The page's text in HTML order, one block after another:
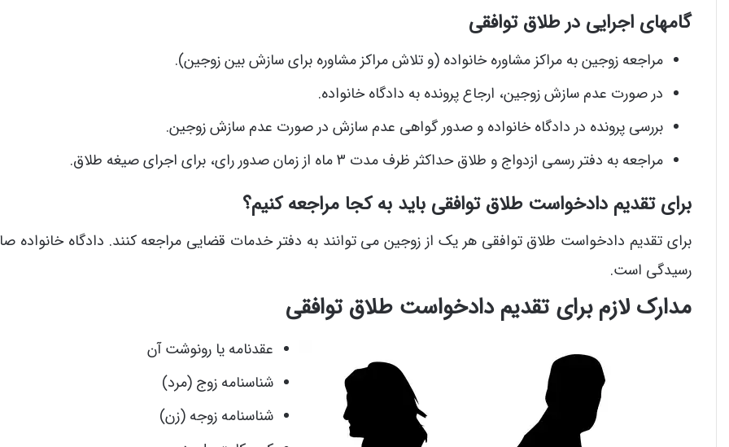
گامهای اجرایی در طلاق توافقی
مراجعه زوجین به مراکز مشاوره خانواده (و تلاش مراکز مشاوره برای سازش بین زوجین).
در صورت عدم سازش زوجین، ارجاع پرونده به دادگاه خانواده.
بررسی پرونده در دادگاه خانواده و صدور گواهی عدم سازش در صورت عدم سازش زوجین.
مراجعه به دفتر رسمی ازدواج و طلاق حداکثر ظرف مدت 3 ماه از زمان صدور رای، برای اجرای صیغه طلاق.
برای تقدیم دادخواست طلاق توافقی باید به کجا مراجعه کنیم؟
برای تقدیم دادخواست طلاق توافقی هر یک از زوجین می توانند به دفتر خدمات قضایی مراجعه کنند. دادگاه خانواده
رسیدگی است.
مدارک لازم برای تقدیم دادخواست طلاق توافقی
عقدنامه یا رونوشت آن
شناسنامه زوج (مرد)
شناسنامه زوجه (زن)